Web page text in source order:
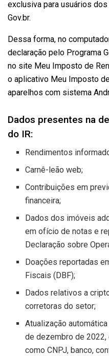
exclusiva para usuários
Gov.br.
Dessa forma, no
declaração pelo Programa
no site Meu Imposto de
o aplicativo Meu Imposto
aparelhos com sistema
Dados presentes na
do IR:
Rendimentos
Carnê-leão web;
Contribuições em
financeira;
Dados dos imóveis
em ofício de notas e
Declaração sobre
Doações reportadas
Fiscais (DBF);
Dados relativos a
corretoras do setor;
Atualização
de dezembro de
como CNPJ, banco,